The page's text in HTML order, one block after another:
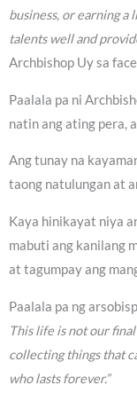
business, or earning a
talents well and
Archbishop Uy sa
Paalala pa ni
natin ang ating pera,
Ang tunay na
taong natulungan at
Kaya hinikayat niya
mabuti ang kanilang
at tagumpay ang
Paalala pa ng
This life is not our
collecting things that
who lasts forever.”